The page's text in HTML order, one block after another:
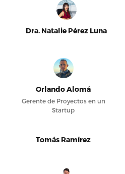
Dra. Natalie Pérez Luna
Orlando Alomá
Gerente de Proyectos en un
Startup
Tomás Ramírez